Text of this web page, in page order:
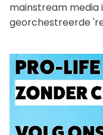
mainstream media
georchestreerde